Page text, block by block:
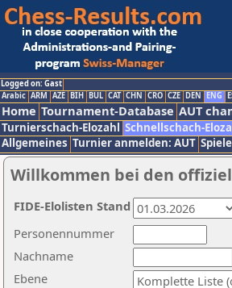
Logged on: Gast
Arabic ARM AZE BIH BUL CAT CHN CRO CZE DEN ENG
Home Tournament-Database AUT
Turnierschach-Elozahl Schnellschach-
Allgemeines Turnier anmelden: AUT
Willkommen bei den
Nachname
Ebene
Personennummer
FIDE-Elolisten Stand